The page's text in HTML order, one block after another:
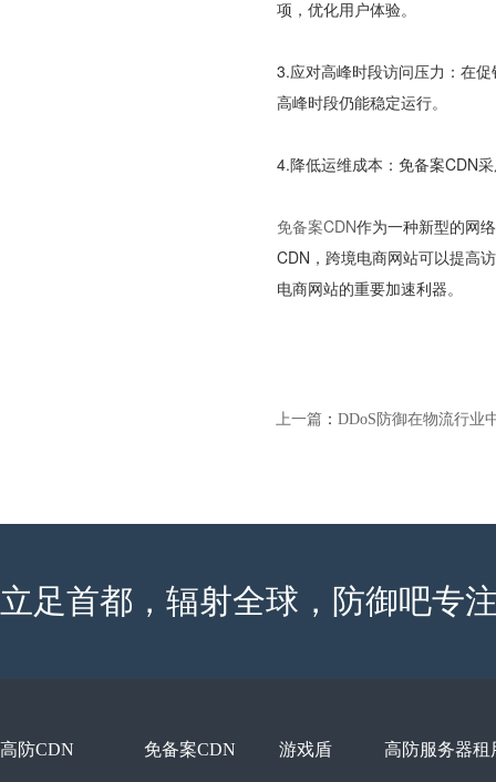
项，优化用户体验。
3.应对高峰时段访问压力：在
高峰时段仍能稳定运行。
4.降低运维成本：免备案CDN
免备案CDN作为一种新型的网
CDN，跨境电商网站可以提高
电商网站的重要加速利器。
上一篇 ： DDoS防御在物流行业
立足首都，辐射全球，防御吧专
高防CDN 免备案CDN 游戏盾 高防服务器租